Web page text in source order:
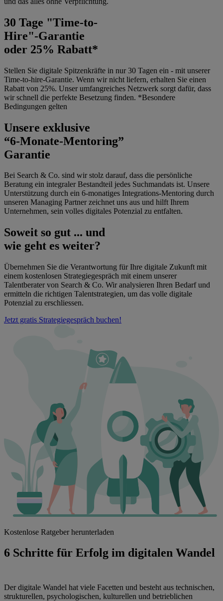
30 Tage "Time-to-
Hire"-Garantie
oder 25% Rabatt*
Stellen Sie digitale Spitzenkräfte in nur 30 Tagen ein - mit unserer
Time-to-hire-Garantie. Wenn wir nicht liefern, erhalten Sie einen
Rabatt von 25%. Unser umfangreiches Netzwerk sorgt dafür, dass
wir schnell die perfekte Besetzung finden. *Besondere
Bedingungen gelten
Unsere exklusive
“6-Monate-Mentoring”
Garantie
Bei Search & Co. sind wir stolz darauf, dass die persönliche
Beratung ein integraler Bestandteil jedes Suchmandats ist. Unsere
Unterstützung durch ein 6-monatiges Integrations-Mentoring durch
unseren Managing Partner zeichnet uns aus und hilft Ihrem
Unternehmen, sein volles digitales Potenzial zu entfalten.
Soweit so gut ... und
wie geht es weiter?
Übernehmen Sie die Verantwortung für Ihre digitale Zukunft mit
einem kostenlosen Strategiegespräch mit einem unserer
Talentberater von Search & Co. Wir analysieren Ihren Bedarf und
ermitteln die richtigen Talentstrategien, um das volle digitale
Potenzial zu erschliessen.
Jetzt gratis Strategiegespräch buchen!
Kostenlose Ratgeber herunterladen
6 Schritte für Erfolg im digitalen Wandel
Der digitale Wandel hat viele Facetten und besteht aus technischen,
strukturellen, psychologischen, kulturellen und betrieblichen